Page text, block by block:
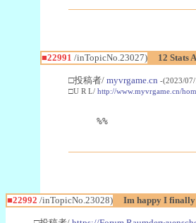
■22991 /inTopicNo.23027) 12 Stats
□投稿者/ myvrgame.cn -(2023/
□U R L/ http://www.myvrgame.cn/
%%
■22992 /inTopicNo.23028) Im happy I finally